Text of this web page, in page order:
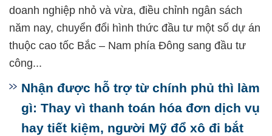
doanh nghiệp nhỏ và vừa, điều chỉnh ngân sách
năm nay, chuyển đổi hình thức đầu tư một số dự án
thuộc cao tốc Bắc – Nam phía Đông sang đầu tư
công...
Nhận được hỗ trợ từ chính phủ thì làm
gì: Thay vì thanh toán hóa đơn dịch vụ
hay tiết kiệm, người Mỹ đổ xô đi bắt